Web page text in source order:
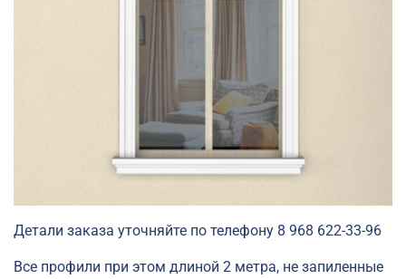
Детали заказа уточняйте по телефону 8 968 622-33-96
Все профили при этом длиной 2 метра, не запиленные